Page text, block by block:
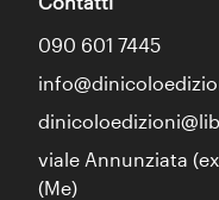
090 601 7445
viale Annunziata
(Me)